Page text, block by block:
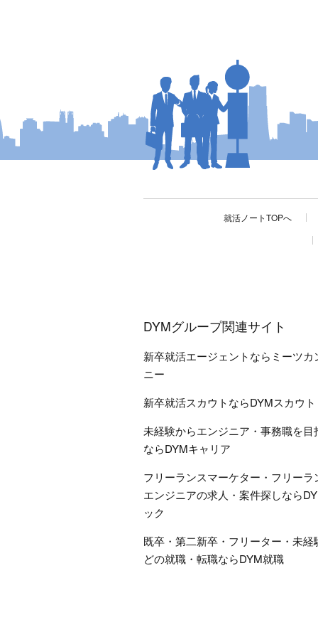
就活ノートTOPへ
DYMグループ関連サイト
新卒就活エージェントならミーツカ
ニー
新卒就活スカウトならDYMスカウト
未経験からエンジニア・事務職を目
ならDYMキャリア
フリーランスマーケター・フリーラ
エンジニアの求人・案件探しなら
ック
既卒・第二新卒・フリーター・未経
どの就職・転職ならDYM就職